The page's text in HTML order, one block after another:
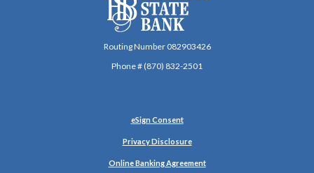
Routing Number 082903426
Phone # (870) 832-2501
eSign Consent(Opens in a new Window)
Privacy Disclosure
Online Banking Agreement